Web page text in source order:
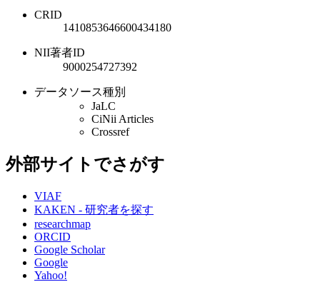
CRID
1410853646600434180
NII著者ID
9000254727392
データソース種別
JaLC
CiNii Articles
Crossref
外部サイトでさがす
VIAF
KAKEN - 研究者を探す
researchmap
ORCID
Google Scholar
Google
Yahoo!